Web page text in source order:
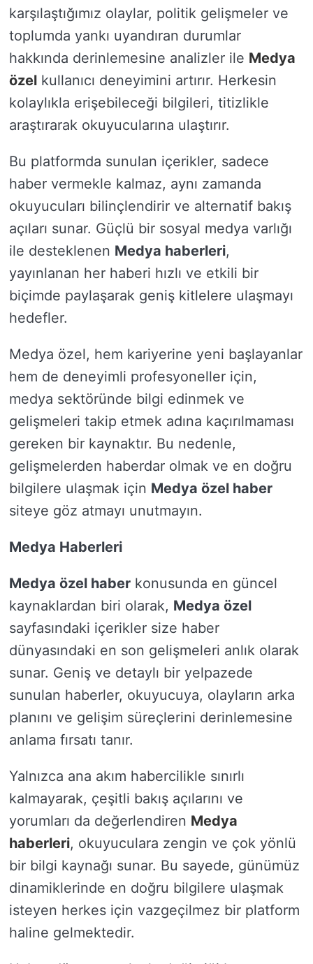
karşılaştığımız olaylar, politik gelişmeler ve
toplumda yankı uyandıran durumlar
hakkında derinlemesine analizler ile Medya
özel kullanıcı deneyimini artırır. Herkesin
kolaylıkla erişebileceği bilgileri, titizlikle
araştırarak okuyucularına ulaştırır.
Bu platformda sunulan içerikler, sadece
haber vermekle kalmaz, aynı zamanda
okuyucuları bilinçlendirir ve alternatif bakış
açıları sunar. Güçlü bir sosyal medya varlığı
ile desteklenen Medya haberleri,
yayınlanan her haberi hızlı ve etkili bir
biçimde paylaşarak geniş kitlelere ulaşmayı
hedefler.
Medya özel, hem kariyerine yeni başlayanlar
hem de deneyimli profesyoneller için,
medya sektöründe bilgi edinmek ve
gelişmeleri takip etmek adına kaçırılmaması
gereken bir kaynaktır. Bu nedenle,
gelişmelerden haberdar olmak ve en doğru
bilgilere ulaşmak için Medya özel haber
siteye göz atmayı unutmayın.
Medya Haberleri
Medya özel haber konusunda en güncel
kaynaklardan biri olarak, Medya özel
sayfasındaki içerikler size haber
dünyasındaki en son gelişmeleri anlık olarak
sunar. Geniş ve detaylı bir yelpazede
sunulan haberler, okuyucuya, olayların arka
planını ve gelişim süreçlerini derinlemesine
anlama fırsatı tanır.
Yalnızca ana akım habercilikle sınırlı
kalmayarak, çeşitli bakış açılarını ve
yorumları da değerlendiren Medya
haberleri, okuyuculara zengin ve çok yönlü
bir bilgi kaynağı sunar. Bu sayede, günümüz
dinamiklerinde en doğru bilgilere ulaşmak
isteyen herkes için vazgeçilmez bir platform
haline gelmektedir.